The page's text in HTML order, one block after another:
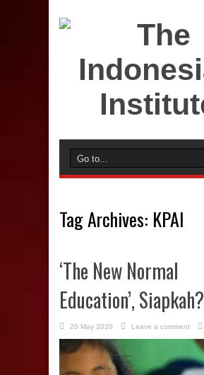
Tag Archives: KPAI
‘The New Normal
Education’, Siapkah?
20 May 2020 Leave a comment